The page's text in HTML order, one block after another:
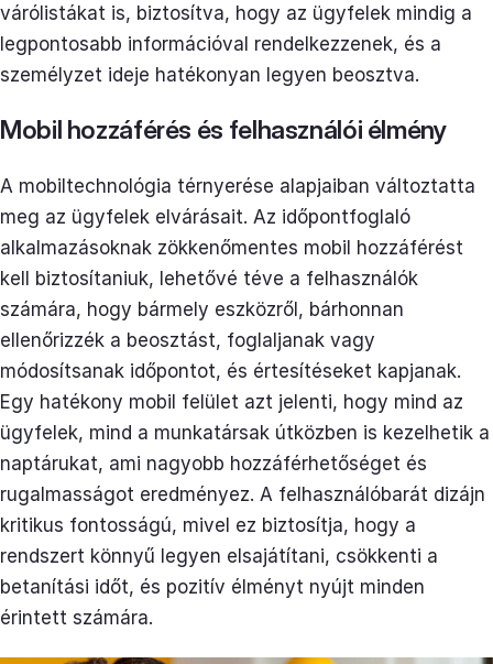
várólistákat is, biztosítva, hogy az ügyfelek mindig a
legpontosabb információval rendelkezzenek, és a
személyzet ideje hatékonyan legyen beosztva.
Mobil hozzáférés és felhasználói élmény
A mobiltechnológia térnyerése alapjaiban változtatta
meg az ügyfelek elvárásait. Az időpontfoglaló
alkalmazásoknak zökkenőmentes mobil hozzáférést
kell biztosítaniuk, lehetővé téve a felhasználók
számára, hogy bármely eszközről, bárhonnan
ellenőrizzék a beosztást, foglaljanak vagy
módosítsanak időpontot, és értesítéseket kapjanak.
Egy hatékony mobil felület azt jelenti, hogy mind az
ügyfelek, mind a munkatársak útközben is kezelhetik a
naptárukat, ami nagyobb hozzáférhetőséget és
rugalmasságot eredményez. A felhasználóbarát dizájn
kritikus fontosságú, mivel ez biztosítja, hogy a
rendszert könnyű legyen elsajátítani, csökkenti a
betanítási időt, és pozitív élményt nyújt minden
érintett számára.